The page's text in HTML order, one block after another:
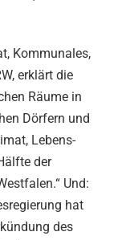
Kommunales,
erklärt die
Räume in
Dörfern und
Lebens-
der
Und:
hat
des